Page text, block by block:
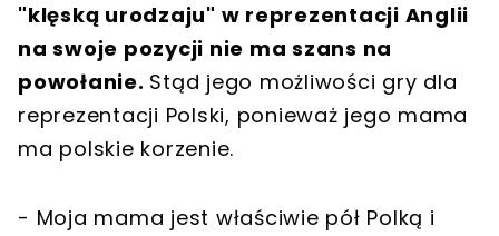
"klęską urodzaju" w reprezentacji Anglii
na swoje pozycji nie ma szans na
powołanie. Stąd jego możliwości gry dla
reprezentacji Polski, ponieważ jego mama
ma polskie korzenie.
- Moja mama jest właściwie pół Polką i